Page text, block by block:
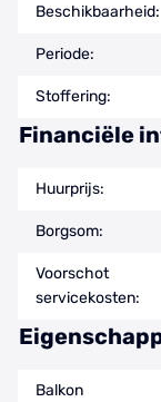
Beschikbaarheid:
Periode:
Stoffering:
Financiële
Huurprijs:
Borgsom:
Voorschot
servicekosten:
Balkon